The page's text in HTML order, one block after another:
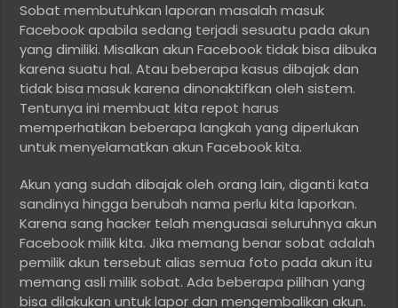
Sobat membutuhkan laporan masalah masuk
Facebook apabila sedang terjadi sesuatu pada akun
yang dimiliki. Misalkan akun Facebook tidak bisa dibuka
karena suatu hal. Atau beberapa kasus dibajak dan
tidak bisa masuk karena dinonaktifkan oleh sistem.
Tentunya ini membuat kita repot harus
memperhatikan beberapa langkah yang diperlukan
untuk menyelamatkan akun Facebook kita.
Akun yang sudah dibajak oleh orang lain, diganti kata
sandinya hingga berubah nama perlu kita laporkan.
Karena sang hacker telah menguasai seluruhnya akun
Facebook milik kita. Jika memang benar sobat adalah
pemilik akun tersebut alias semua foto pada akun itu
memang asli milik sobat. Ada beberapa pilihan yang
bisa dilakukan untuk lapor dan mengembalikan akun.